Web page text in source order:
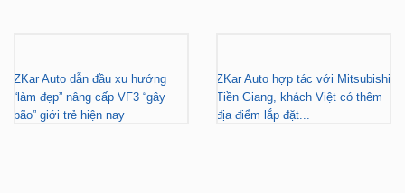
ZKar Auto dẫn đầu xu hướng
“làm đẹp” nâng cấp VF3 “gây
bão” giới trẻ hiện nay
ZKar Auto hợp tác với Mitsubishi
Tiền Giang, khách Việt có thêm
địa điểm lắp đặt...